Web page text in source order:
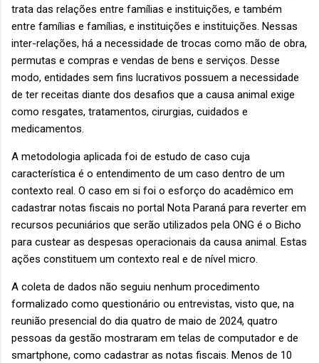
trata das relações entre famílias e instituições, e também
entre famílias e famílias, e instituições e instituições. Nessas
inter-relações, há a necessidade de trocas como mão de obra,
permutas e compras e vendas de bens e serviços. Desse
modo, entidades sem fins lucrativos possuem a necessidade
de ter receitas diante dos desafios que a causa animal exige
como resgates, tratamentos, cirurgias, cuidados e
medicamentos.
A metodologia aplicada foi de estudo de caso cuja
característica é o entendimento de um caso dentro de um
contexto real. O caso em si foi o esforço do acadêmico em
cadastrar notas fiscais no portal Nota Paraná para reverter em
recursos pecuniários que serão utilizados pela ONG é o Bicho
para custear as despesas operacionais da causa animal. Estas
ações constituem um contexto real e de nível micro.
A coleta de dados não seguiu nenhum procedimento
formalizado como questionário ou entrevistas, visto que, na
reunião presencial do dia quatro de maio de 2024, quatro
pessoas da gestão mostraram em telas de computador e de
smartphone, como cadastrar as notas fiscais. Menos de 10